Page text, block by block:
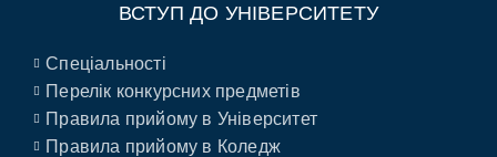
ВСТУП ДО УНІВЕРСИТЕТУ
Спеціальності
Перелік конкурсних предметів
Правила прийому в Університет
Правила прийому в Коледж